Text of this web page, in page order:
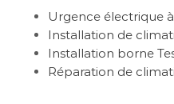
Urgence électrique
Installation de
Installation borne
Réparation de